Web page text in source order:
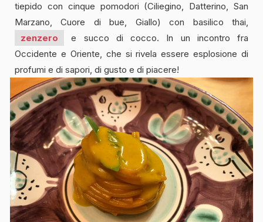
tiepido con cinque pomodori (Ciliegino, Datterino, San
Marzano, Cuore di bue, Giallo) con basilico thai,
zenzero
e succo di cocco. In un incontro fra
Occidente e Oriente, che si rivela essere esplosione di
profumi e di sapori, di gusto e di piacere!